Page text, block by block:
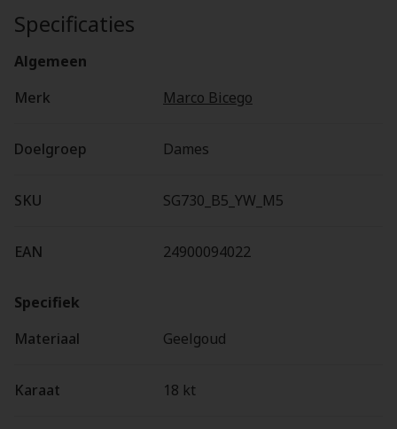
Specificaties
Algemeen
Merk
Marco Bicego
Doelgroep Dames
SKU SG730_B5_YW_M5
EAN 24900094022
Specifiek
Materiaal
Geelgoud
Karaat 18 kt